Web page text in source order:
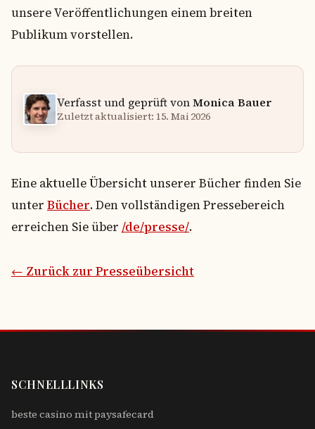
unsere Veröffentlichungen einem breiten
Publikum vorstellen.
Verfasst und geprüft vonMonica Bauer
Zuletzt aktualisiert: 15. Mai 2026
Eine aktuelle Übersicht unserer Bücher finden Sie
unter Bücher. Den vollständigen Pressebereich
erreichen Sie über /de/presse/.
← Zurück zur Presseübersicht
SCHNELLLINKS
beste casino mit paysafecard